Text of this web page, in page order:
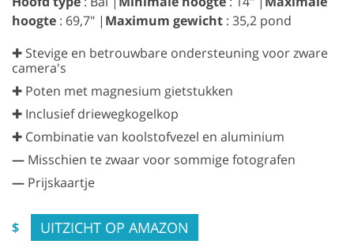
hoogte : 69,7" | Maximum gewicht : 35,2 pond
✚ Stevige en betrouwbare ondersteuning voor zware
camera's
✚ Poten met magnesium gietstukken
✚ Inclusief driewegkogelkop
✚ Combinatie van koolstofvezel en aluminium
— Misschien te zwaar voor sommige fotografen
— Prijskaartje
$ UITZICHT OP AMAZON